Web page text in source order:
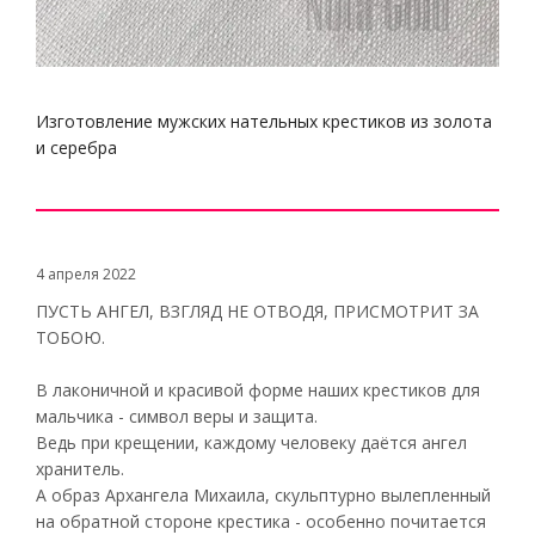
Изготовление мужских нательных крестиков из золота
и серебра
4 апреля 2022
ПУСТЬ АНГЕЛ, ВЗГЛЯД НЕ ОТВОДЯ, ПРИСМОТРИТ ЗА
ТОБОЮ.
В лаконичной и красивой форме наших крестиков для
мальчика - символ веры и защита.
Ведь при крещении, каждому человеку даётся ангел
хранитель.
А образ Архангела Михаила, скульптурно вылепленный
на обратной стороне крестика - особенно почитается